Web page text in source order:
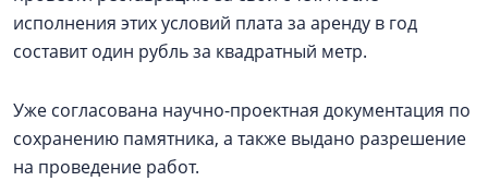
исполнения этих условий плата за аренду в год
составит один рубль за квадратный метр.
Уже согласована научно-проектная документация по
сохранению памятника, а также выдано разрешение
на проведение работ.